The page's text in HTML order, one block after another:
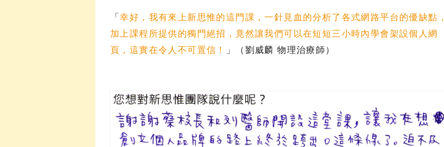
「幸好，我有來上新思惟的這門課，一針見血的分析了各式網路平台的優缺點，
加上課程所提供的獨門絕招，竟然讓我們可以在短短三小時內學會架設個人網
頁，這實在令人不可置信！
」（劉威麟 物理治療師）